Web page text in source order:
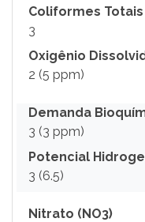
Coliformes Totais
3
Oxigênio
2 (5 ppm)
Demanda
3 (3 ppm)
Potencial
3 (6.5)
Nitrato (NO3)